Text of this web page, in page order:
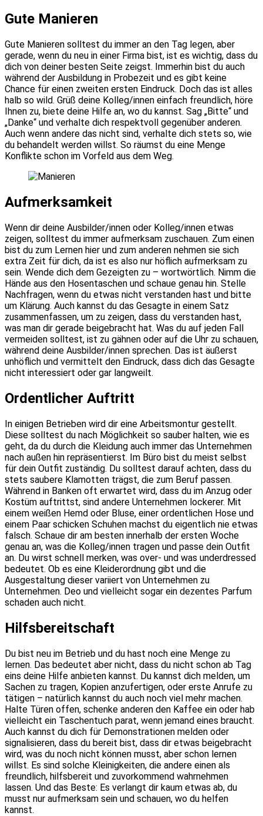
Gute Manieren
Gute Manieren solltest du immer an den Tag legen, aber
gerade, wenn du neu in einer Firma bist, ist es wichtig, dass du
dich von deiner besten Seite zeigst. Immerhin bist du auch
während der Ausbildung in Probezeit und es gibt keine
Chance für einen zweiten ersten Eindruck. Doch das ist alles
halb so wild. Grüß deine Kolleg/innen einfach freundlich, höre
Ihnen zu, biete deine Hilfe an, wo du kannst. Sag „Bitte“ und
„Danke“ und verhalte dich respektvoll gegenüber anderen.
Auch wenn andere das nicht sind, verhalte dich stets so, wie
du behandelt werden willst. So räumst du eine Menge
Konflikte schon im Vorfeld aus dem Weg.
Aufmerksamkeit
Wenn dir deine Ausbilder/innen oder Kolleg/innen etwas
zeigen, solltest du immer aufmerksam zuschauen. Zum einen
bist du zum Lernen hier und zum anderen nehmen sie sich
extra Zeit für dich, da ist es also nur höflich aufmerksam zu
sein. Wende dich dem Gezeigten zu – wortwörtlich. Nimm die
Hände aus den Hosentaschen und schaue genau hin. Stelle
Nachfragen, wenn du etwas nicht verstanden hast und bitte
um Klärung. Auch kannst du das Gesagte in einem Satz
zusammenfassen, um zu zeigen, dass du verstanden hast,
was man dir gerade beigebracht hat. Was du auf jeden Fall
vermeiden solltest, ist zu gähnen oder auf die Uhr zu schauen,
während deine Ausbilder/innen sprechen. Das ist äußerst
unhöflich und vermittelt den Eindruck, dass dich das Gesagte
nicht interessiert oder gar langweilt.
Ordentlicher Auftritt
In einigen Betrieben wird dir eine Arbeitsmontur gestellt.
Diese solltest du nach Möglichkeit so sauber halten, wie es
geht, da du durch die Kleidung auch immer das Unternehmen
nach außen hin repräsentierst. Im Büro bist du meist selbst
für dein Outfit zuständig. Du solltest darauf achten, dass du
stets saubere Klamotten trägst, die zum Beruf passen.
Während in Banken oft erwartet wird, dass du im Anzug oder
Kostüm auftrittst, sind andere Unternehmen lockerer. Mit
einem weißen Hemd oder Bluse, einer ordentlichen Hose und
einem Paar schicken Schuhen machst du eigentlich nie etwas
falsch. Schaue dir am besten innerhalb der ersten Woche
genau an, was die Kolleg/innen tragen und passe dein Outfit
an. Du wirst schnell merken, was over- und was underdressed
bedeutet. Ob es eine Kleiderordnung gibt und die
Ausgestaltung dieser variiert von Unternehmen zu
Unternehmen. Deo und vielleicht sogar ein dezentes Parfum
schaden auch nicht.
Hilfsbereitschaft
Du bist neu im Betrieb und du hast noch eine Menge zu
lernen. Das bedeutet aber nicht, dass du nicht schon ab Tag
eins deine Hilfe anbieten kannst. Du kannst dich melden, um
Sachen zu tragen, Kopien anzufertigen, oder erste Anrufe zu
tätigen – natürlich kannst du auch noch viel mehr machen.
Halte Türen offen, schenke anderen den Kaffee ein oder hab
vielleicht ein Taschentuch parat, wenn jemand eines braucht.
Auch kannst du dich für Demonstrationen melden oder
signalisieren, dass du bereit bist, dass dir etwas beigebracht
wird, was du noch nicht können musst, aber schon lernen
willst. Es sind solche Kleinigkeiten, die andere einen als
freundlich, hilfsbereit und zuvorkommend wahrnehmen
lassen. Und das Beste: Es verlangt dir kaum etwas ab, du
musst nur aufmerksam sein und schauen, wo du helfen
kannst.